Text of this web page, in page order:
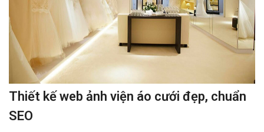
Thiết kế web ảnh viện áo cưới đẹp, chuẩn
SEO